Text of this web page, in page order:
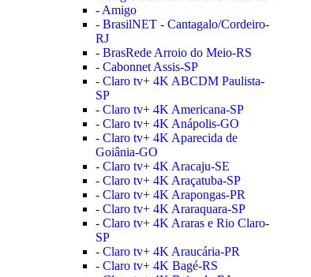
- Amigo
- BrasilNET - Cantagalo/Cordeiro-
RJ
- BrasRede Arroio do Meio-RS
- Cabonnet Assis-SP
- Claro tv+ 4K ABCDM Paulista-
SP
- Claro tv+ 4K Americana-SP
- Claro tv+ 4K Anápolis-GO
- Claro tv+ 4K Aparecida de
Goiânia-GO
- Claro tv+ 4K Aracaju-SE
- Claro tv+ 4K Araçatuba-SP
- Claro tv+ 4K Arapongas-PR
- Claro tv+ 4K Araraquara-SP
- Claro tv+ 4K Araras e Rio Claro-
SP
- Claro tv+ 4K Araucária-PR
- Claro tv+ 4K Bagé-RS